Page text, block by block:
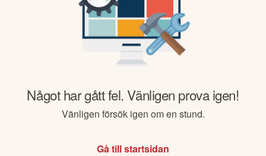
Något har gått fel. Vänligen prova igen!
Vänligen försök igen om en stund.
Gå till startsidan